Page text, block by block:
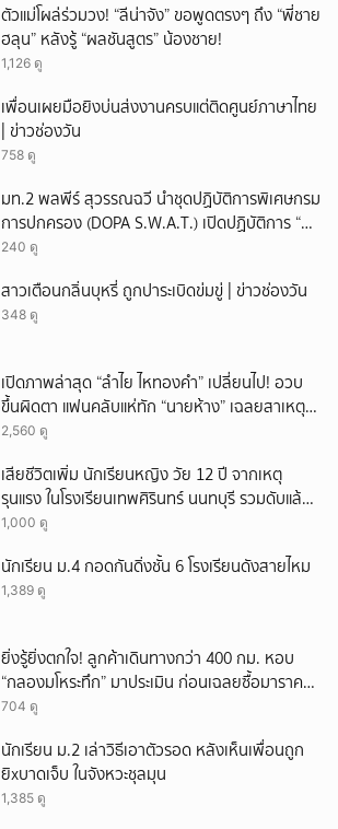
ตัวแม่โผล่ร่วมวง! “ลีน่าจัง” ขอพูดตรงๆ ถึง “พี่ชาย
ฮลุน” หลังรู้ “ผลชันสูตร” น้องชาย!
1,126 ดู
เพื่อนเผยมือยิงบ่นส่งงานครบแต่ติดศูนย์ภาษาไทย
| ข่าวช่องวัน
758 ดู
มท.2 พลพีร์ สุวรรณฉวี นำชุดปฏิบัติการพิเศษกรม
การปกครอง (DOPA S.W.A.T.) เปิดปฏิบัติการ “บา
รมีโสธร” บุกจับผับเถื่อนอัพยา กลางเมืองแปดริ้ว
240 ดู
สาวเตือนกลิ่นบุหรี่ ถูกปาระเบิดข่มขู่ | ข่าวช่องวัน
348 ดู
เปิดภาพล่าสุด “ลำไย ไหทองคำ” เปลี่ยนไป! อวบ
ขึ้นผิดตา แฟนคลับแห่ทัก “นายห้าง” เฉลยสาเหตุ
ชัด!
2,560 ดู
เสียชีวิตเพิ่ม นักเรียนหญิง วัย 12 ปี จากเหตุ
รุนแรง ในโรงเรียนเทพศิรินทร์ นนทบุรี รวมดับแล้ว
9 ราย
1,000 ดู
นักเรียน ม.4 กอดกันดิ่งชั้น 6 โรงเรียนดังสายไหม
1,389 ดู
ยิ่งรู้ยิ่งตกใจ! ลูกค้าเดินทางกว่า 400 กม. หอบ
“กลองมโหระทึก” มาประเมิน ก่อนเฉลยซื้อมาราคา
เท่าไหร่?
704 ดู
นักเรียน ม.2 เล่าวิธีเอาตัวรอด หลังเห็นเพื่อนถูก
ยิxบาดเจ็บ ในจังหวะชุลมุน
1,385 ดู